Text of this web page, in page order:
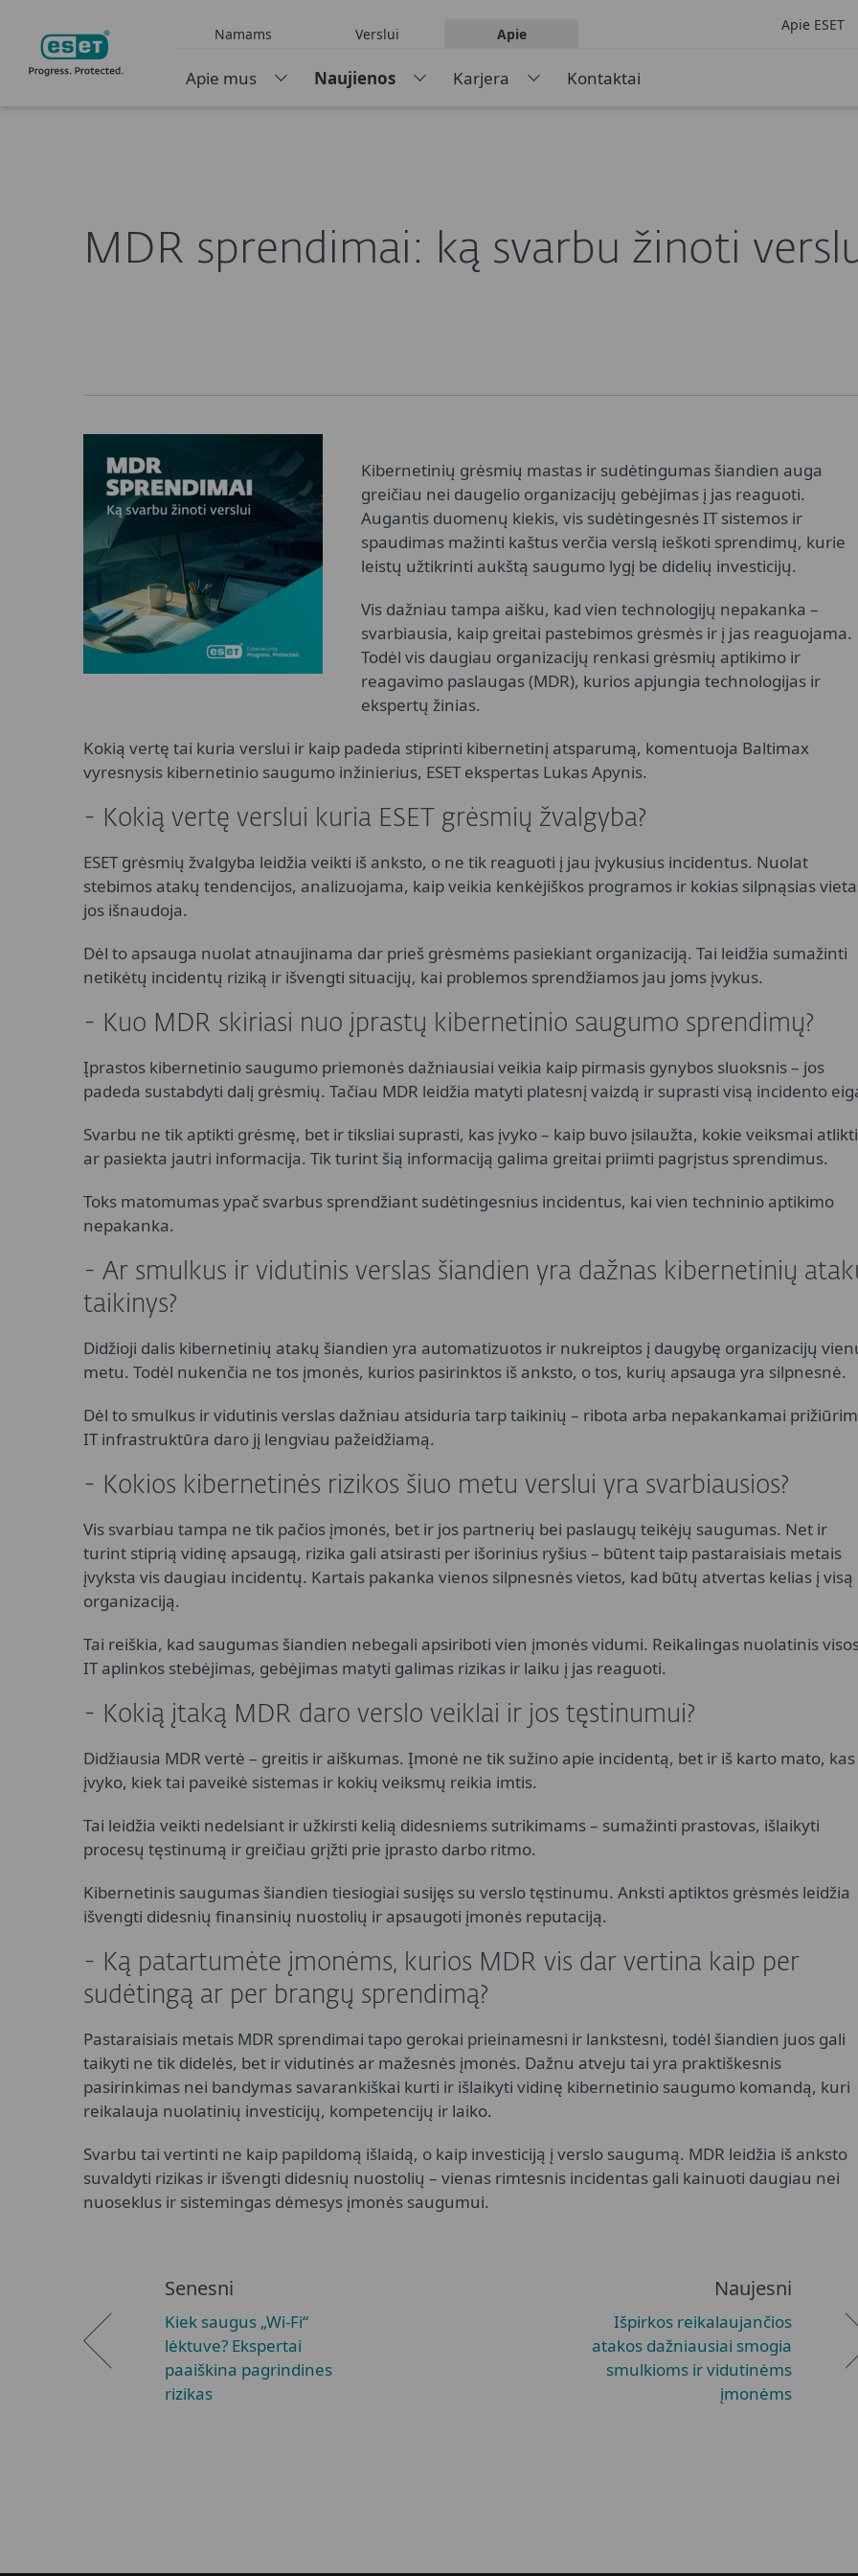
Namams Verslui Apie
Apie mus Naujienos Karjera Kontaktai
Apie ESET
MDR sprendimai: ką svarbu žinoti
Kibernetinių grėsmių mastas ir sudėtingumas šiandien auga
greičiau nei daugelio organizacijų gebėjimas į jas reaguoti.
Augantis duomenų kiekis, vis sudėtingesnės IT sistemos ir
spaudimas mažinti kaštus verčia verslą ieškoti sprendimų, kurie
leistų užtikrinti aukštą saugumo lygį be didelių investicijų.
Vis dažniau tampa aišku, kad vien technologijų nepakanka –
svarbiausia, kaip greitai pastebimos grėsmės ir į jas reaguojama.
Todėl vis daugiau organizacijų renkasi grėsmių aptikimo ir
reagavimo paslaugas (MDR), kurios apjungia technologijas ir
ekspertų žinias.
Kokią vertę tai kuria verslui ir kaip padeda stiprinti kibernetinį atsparumą, komentuoja Baltimax
vyresnysis kibernetinio saugumo inžinierius, ESET ekspertas Lukas Apynis.
- Kokią vertę verslui kuria ESET grėsmių žvalgyba?
ESET grėsmių žvalgyba leidžia veikti iš anksto, o ne tik reaguoti į jau įvykusius incidentus. Nuolat
stebimos atakų tendencijos, analizuojama, kaip veikia kenkėjiškos programos ir kokias silpnąsias
jos išnaudoja.
Dėl to apsauga nuolat atnaujinama dar prieš grėsmėms pasiekiant organizaciją. Tai leidžia sumažinti
netikėtų incidentų riziką ir išvengti situacijų, kai problemos sprendžiamos jau joms įvykus.
- Kuo MDR skiriasi nuo įprastų kibernetinio saugumo sprendimų?
Įprastos kibernetinio saugumo priemonės dažniausiai veikia kaip pirmasis gynybos sluoksnis – jos
padeda sustabdyti dalį grėsmių. Tačiau MDR leidžia matyti platesnį vaizdą ir suprasti visą incidento
Svarbu ne tik aptikti grėsmę, bet ir tiksliai suprasti, kas įvyko – kaip buvo įsilaužta, kokie veiksmai
ar pasiekta jautri informacija. Tik turint šią informaciją galima greitai priimti pagrįstus sprendimus.
Toks matomumas ypač svarbus sprendžiant sudėtingesnius incidentus, kai vien techninio aptikimo
nepakanka.
- Ar smulkus ir vidutinis verslas šiandien yra dažnas kibernetinių
taikinys?
Didžioji dalis kibernetinių atakų šiandien yra automatizuotos ir nukreiptos į daugybę organizacijų
metu. Todėl nukenčia ne tos įmonės, kurios pasirinktos iš anksto, o tos, kurių apsauga yra silpnesnė.
Dėl to smulkus ir vidutinis verslas dažniau atsiduria tarp taikinių – ribota arba nepakankamai
IT infrastruktūra daro jį lengviau pažeidžiamą.
- Kokios kibernetinės rizikos šiuo metu verslui yra svarbiausios?
Vis svarbiau tampa ne tik pačios įmonės, bet ir jos partnerių bei paslaugų teikėjų saugumas. Net ir
turint stiprią vidinę apsaugą, rizika gali atsirasti per išorinius ryšius – būtent taip pastaraisiais metais
įvyksta vis daugiau incidentų. Kartais pakanka vienos silpnesnės vietos, kad būtų atvertas kelias į visą
organizaciją.
Tai reiškia, kad saugumas šiandien nebegali apsiriboti vien įmonės vidumi. Reikalingas nuolatinis
IT aplinkos stebėjimas, gebėjimas matyti galimas rizikas ir laiku į jas reaguoti.
- Kokią įtaką MDR daro verslo veiklai ir jos tęstinumui?
Didžiausia MDR vertė – greitis ir aiškumas. Įmonė ne tik sužino apie incidentą, bet ir iš karto mato, kas
įvyko, kiek tai paveikė sistemas ir kokių veiksmų reikia imtis.
Tai leidžia veikti nedelsiant ir užkirsti kelią didesniems sutrikimams – sumažinti prastovas, išlaikyti
procesų tęstinumą ir greičiau grįžti prie įprasto darbo ritmo.
Kibernetinis saugumas šiandien tiesiogiai susijęs su verslo tęstinumu. Anksti aptiktos grėsmės leidžia
išvengti didesnių finansinių nuostolių ir apsaugoti įmonės reputaciją.
- Ką patartumėte įmonėms, kurios MDR vis dar vertina kaip per
sudėtingą ar per brangų sprendimą?
Pastaraisiais metais MDR sprendimai tapo gerokai prieinamesni ir lankstesni, todėl šiandien juos gali
taikyti ne tik didelės, bet ir vidutinės ar mažesnės įmonės. Dažnu atveju tai yra praktiškesnis
pasirinkimas nei bandymas savarankiškai kurti ir išlaikyti vidinę kibernetinio saugumo komandą, kuri
reikalauja nuolatinių investicijų, kompetencijų ir laiko.
Svarbu tai vertinti ne kaip papildomą išlaidą, o kaip investiciją į verslo saugumą. MDR leidžia iš anksto
suvaldyti rizikas ir išvengti didesnių nuostolių – vienas rimtesnis incidentas gali kainuoti daugiau nei
nuoseklus ir sistemingas dėmesys įmonės saugumui.
Senesni
Kiek saugus „Wi-Fi“
lėktuve? Ekspertai
paaiškina pagrindines
rizikas
Naujesni
Išpirkos reikalaujančios
atakos dažniausiai smogia
smulkioms ir vidutinėms
įmonėms
LT Apie ESET Naujienos Straipsniai MDR sprendimai: ką svarbu žinoti verslui